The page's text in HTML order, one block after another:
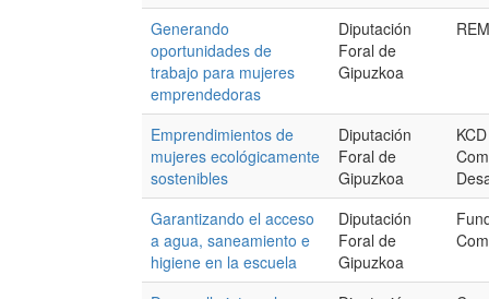
Generando
oportunidades de
trabajo para mujeres
emprendedoras
Diputación
Foral de
Gipuzkoa
Emprendimientos de
mujeres ecológicamente
sostenibles
Diputación
Foral de
Gipuzkoa
Garantizando el acceso
a agua, saneamiento e
higiene en la escuela
Diputación
Foral de
Gipuzkoa